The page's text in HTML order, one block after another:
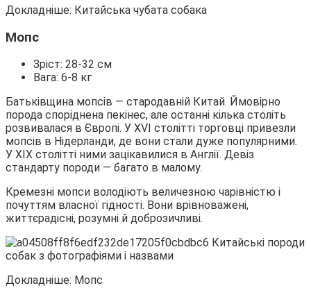
Докладніше: Китайська чубата собака
Мопс
Зріст: 28-32 см
Вага: 6-8 кг
Батьківщина мопсів ― стародавній Китай. Ймовірно
порода споріднена пекінес, але останні кілька століть
розвивалася в Європі. У XVI столітті торговці привезли
мопсів в Нідерланди, де вони стали дуже популярними.
У XIX столітті ними зацікавилися в Англії. Девіз
стандарту породи ― багато в малому.
Кремезні мопси володіють величезною чарівністю і
почуттям власної гідності. Вони врівноважені,
життєрадісні, розумні й доброзичливі.
Докладніше: Мопс